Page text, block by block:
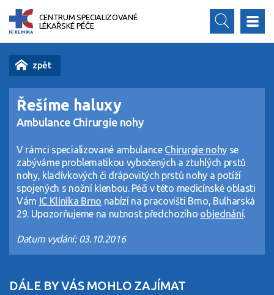
CENTRUM SPECIALIZOVANÉ
LÉKAŘSKÉ PÉČE
Řešíme haluxy
Ambulance Chirurgie nohy
V rámci specializované ambulance Chirurgie nohyse
zabýváme problematikou vybočených a ztuhlých prstů
nohy, kladívkových či drápovitých prstů nohy a potíží
spojených s nožní klenbou. Péči v této medicínské oblasti
Vám IC Klinika Brno nabízí na pracovišti Brno, Bulharská
29. Upozorňujeme na nutnost předchozího objednání.
Datum vydání: 03.10.2016
DÁLE BY VÁS MOHLO ZAJÍMAT